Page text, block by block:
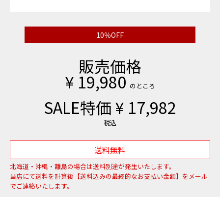
10％OFF
販売価格
¥ 19,980 のところ
SALE特価¥ 17,982
税込
送料無料
北海道・沖縄・離島の場合は送料別途が発生いたします。
当店にて送料を計算後【送料込みの最終的なお支払い金額】をメール
でご連絡いたします。